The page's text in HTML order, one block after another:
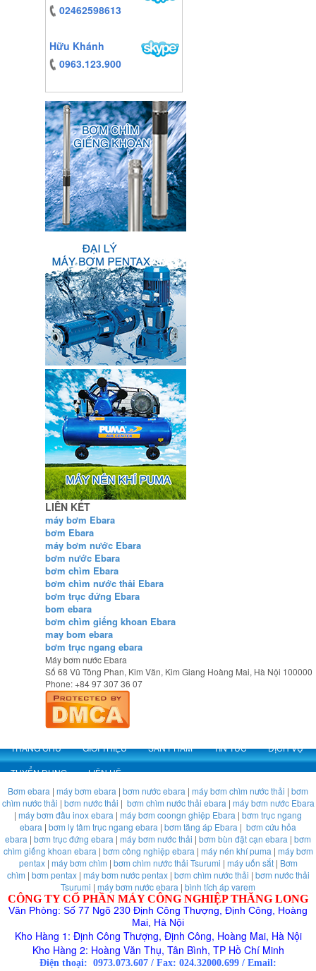
02462598613
Hữu Khánh
0963.123.900
https:/www.high-
endrolex.com/13
LIÊN KẾT
máy bơm Ebara
bơm Ebara
máy bơm nước Ebara
bơm nước Ebara
bơm chìm Ebara
bơm chìm nước thải Ebara
bơm trục đứng Ebara
bom ebara
bơm chìm giếng khoan Ebara
may bom ebara
bơm trục ngang ebara
Máy bơm nước Ebara
Số 68 Vũ Tông Phan, Kim Văn, Kim Giang Hoàng Mai, Hà Nội 100000
Phone:+84 97 307 36 07
TRANG CHỦ GIỚI THIỆU SẢN PHẨM TIN TỨC DỊCH VỤ
TUYỂN DỤNG
LIÊN HỆ
Bơm ebara | máy bơm ebara | bơm nước ebara | máy bơm chìm nước thải | bơm
chìm nước thải | bơm nước thải | bơm chìm nước thải ebara | máy bơm nước Ebara
| máy bơm đầu inox ebara | máy bơm coongn ghiệp Ebara | bơm trục ngang
ebara | bơm ly tâm trục ngang ebara | bơm tăng áp Ebara | bơm cứu hỏa
ebara | bơm trục đứng ebara | máy bơm nước thải | bơm bùn đặt cạn ebara | bơm
chìm giếng khoan ebara | bơm công nghiệp ebara | máy nén khí puma | máy bơm
pentax| máy bơm chìm | bơm chìm nước thải Tsurumi | máy uốn sắt| Bơm
chìm | bơm pentax| máy bơm nước pentax| bơm chìm nước thải | bơm nước thải
Tsurumi | máy bơm nước ebara | bình tích áp varem
CÔNG TY CỔ PHẦN MÁY CÔNG NGHIỆP THĂNG LONG
Văn Phòng: Số 77 Ngõ 230 Định Công Thượng, Định Công, Hoàng
Mai, Hà Nội
Kho Hàng 1: Định Công Thượng, Định Công, Hoàng Mai, Hà Nội
Kho Hàng 2: Hoàng Văn Thụ, Tân Bình, TP Hồ Chí Minh
Điện thoại: 0973.073.607 / Fax: 024.32000.699 / Email: